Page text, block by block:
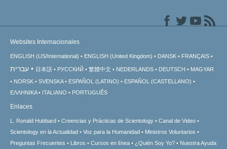
Websites Internacionales
ENGLISH (US/International) ENGLISH (United Kingdom) DANSK FRANÇAIS
עברית 日本語 РУССКИЙ 繁體中文 NEDERLANDS DEUTSCH
MAGYAR
NORSK
SVENSKA ESPAÑOL (LATINO)
ESPAÑOL (CASTELLANO)
ΕΛΛΗΝΙΚA
ITALIANO PORTUGUÊS
Enlaces
L. Ronald Hubbard Creencias y Prácticas de Scientology
Canal de Video
Scientology en la Actualidad
Voz para la Humanidad
Ministros Voluntarios
Preguntas Frecuentes
Libros Cursos en línea ¿Quién Soy Yo? Nuestra Ayuda